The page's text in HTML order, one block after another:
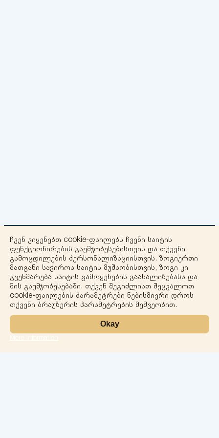
+
−
ჩვენ ვიყენებთ cookie-ფაილებს ჩვენი საიტის
ფუნქციონირების გაუმჯობესებისთვის და თქვენი
გამოცდილების პერსონალიზაციისთვის. ზოგიერთი
მათგანი საჭიროა საიტის მუშაობისთვის, ზოგი კი
გვეხმარება საიტის გამოყენების გაანალიზებასა და
მის გაუმჯობესებაში. თქვენ შეგიძლიათ შეცვალოთ
cookie-ფაილების პარამეტრები ნებისმიერი დროს
თქვენი ბრაუზერის პარამეტრების მეშვეობით.
Okay
More information